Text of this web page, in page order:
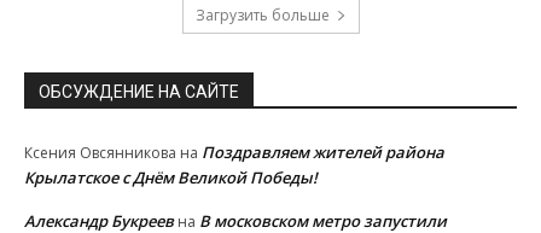
Загрузить больше
ОБСУЖДЕНИЕ НА САЙТЕ
Ксения Овсянникова на Поздравляем жителей района
Крылатское с Днём Великой Победы!
Александр Букреевна В московском метро запустили